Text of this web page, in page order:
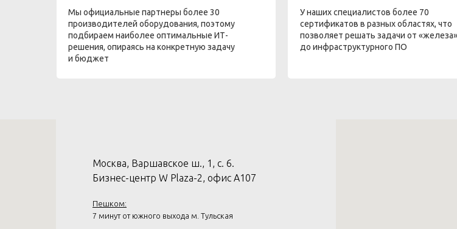
Мы официальные партнеры более 30
производителей оборудования, поэтому
подбираем наиболее оптимальные ИТ-
решения, опираясь на конкретную задачу
и бюджет
У наших специалистов более 70
сертификатов в разных областях, что
позволяет решать задачи от «железа»
до инфраструктурного ПО
Москва, Варшавское ш., 1, с. 6.
Бизнес-центр W Plaza-2, офис А107
Пешком:
7 минут от южного выхода м. Тульская